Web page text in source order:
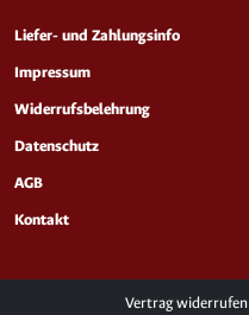
Liefer- und Zahlungsinfo
Impressum
Widerrufsbelehrung
Datenschutz
AGB
Kontakt
Vertrag widerrufen